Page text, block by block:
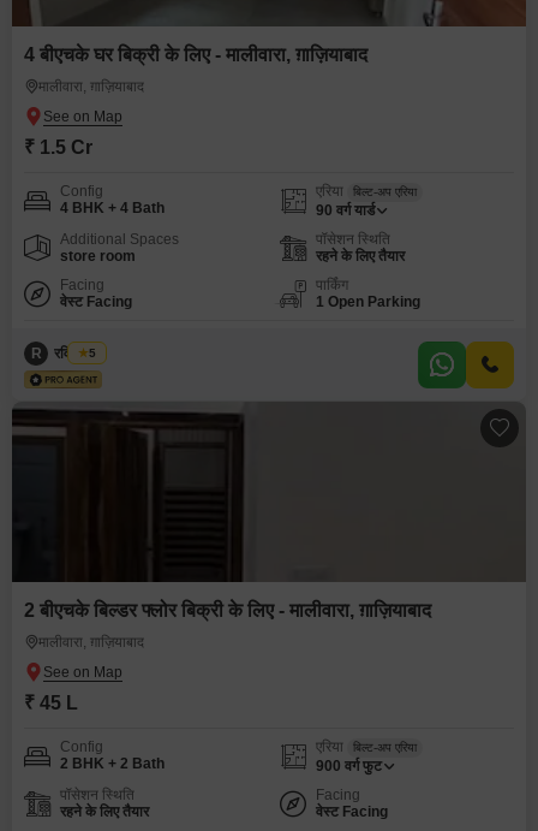
4 बीएचके घर बिक्री के लिए - मालीवारा, ग़ाज़ियाबाद
मालीवारा, ग़ाज़ियाबाद
₹ 1.5 Cr
Config
4 BHK + 4 Bath
एरिया बिल्ट-अप एरिया
90 वर्ग यार्ड
Additional Spaces
store room
पॉसेशन स्थिति
रहने के लिए तैयार
Facing
वेस्ट Facing
पार्किंग
1 Open Parking
R रवि अरोड़ा
5
2 बीएचके बिल्डर फ्लोर बिक्री के लिए - मालीवारा, ग़ाज़ियाबाद
मालीवारा, ग़ाज़ियाबाद
₹ 45 L
Config
2 BHK + 2 Bath
एरिया बिल्ट-अप एरिया
900 वर्ग फुट
पॉसेशन स्थिति
रहने के लिए तैयार
Facing
वेस्ट Facing